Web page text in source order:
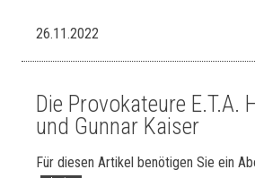
26.11.2022
Die Provokateure E.T.A.
und Gunnar Kaiser
Für diesen Artikel benötigen Sie ein